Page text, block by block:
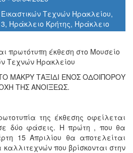
Τεχνών Ηρακλείου,
Ηράκλειο Κρήτης, Ηράκλειο
πρωτότυπη έκθεση στο Μουσείο
Τεχνών Ηρακλείου
ΜΑΚΡΥ ΤΑΞΙΔΙ ΕΝΟΣ ΟΔΟΙΠΟΡΟΥ
ΤΗΣ ΑΝΟΙΞΕΩΣ.
της έκθεσης οφείλεται
δύο φάσεις. Η πρώτη , που θα
15 Απριλίου θα αποτελείται
που βρίσκονται στην